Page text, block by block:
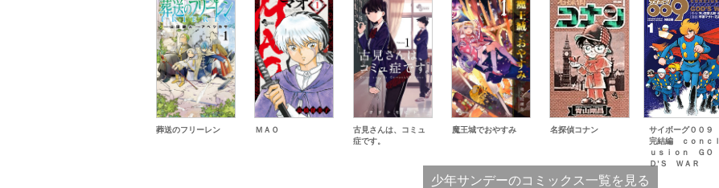
葬送のフリーレン ＭＡＯ
古見さんは、コミュ
症です。
魔王城でおやすみ 名探偵コナン
サイボーグ００９
完結編 ｃｏｎｃｌ
ｕｓｉｏｎ ＧＯ
Ｄ’Ｓ ＷＡＲ
少年サンデーのコミックス一覧を見る